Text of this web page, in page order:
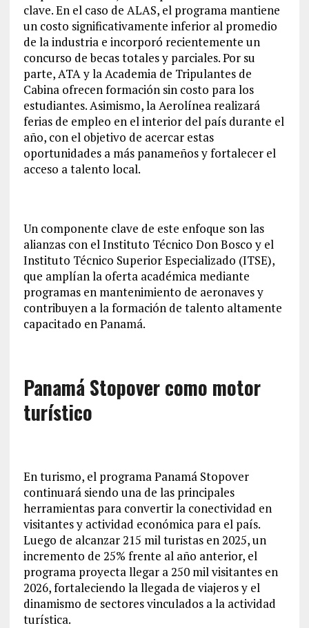
clave. En el caso de ALAS, el programa mantiene
un costo significativamente inferior al promedio
de la industria e incorporó recientemente un
concurso de becas totales y parciales. Por su
parte, ATA y la Academia de Tripulantes de
Cabina ofrecen formación sin costo para los
estudiantes. Asimismo, la Aerolínea realizará
ferias de empleo en el interior del país durante el
año, con el objetivo de acercar estas
oportunidades a más panameños y fortalecer el
acceso a talento local.
Un componente clave de este enfoque son las
alianzas con el Instituto Técnico Don Bosco y el
Instituto Técnico Superior Especializado (ITSE),
que amplían la oferta académica mediante
programas en mantenimiento de aeronaves y
contribuyen a la formación de talento altamente
capacitado en Panamá.
Panamá Stopover como motor
turístico
En turismo, el programa Panamá Stopover
continuará siendo una de las principales
herramientas para convertir la conectividad en
visitantes y actividad económica para el país.
Luego de alcanzar 215 mil turistas en 2025, un
incremento de 25% frente al año anterior, el
programa proyecta llegar a 250 mil visitantes en
2026, fortaleciendo la llegada de viajeros y el
dinamismo de sectores vinculados a la actividad
turística.